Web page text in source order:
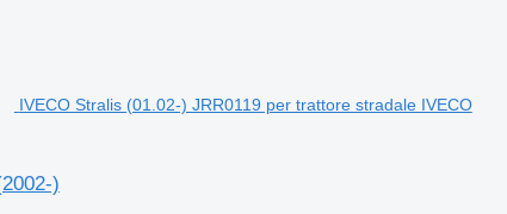
IVECO Stralis (01.02-) JRR0119 per trattore stradale IVECO
)